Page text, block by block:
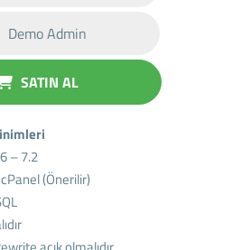
Demo Admin
SATIN AL
– 7.2
(Önerilir)